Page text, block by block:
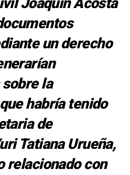
un derecho
la
habría tenido
de
Tatiana Urueña,
relacionado con